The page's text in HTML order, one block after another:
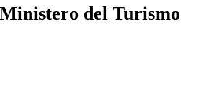
del Turismo